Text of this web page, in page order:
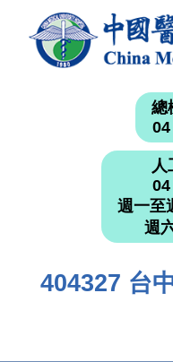
總
人
週一至
週
404327 台